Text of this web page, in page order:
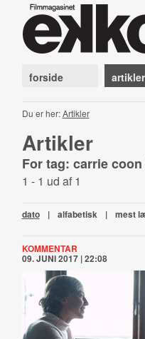
forside artikler
Du er her:Artikler
Artikler
For tag: carrie coon
1 - 1 ud af 1
dato | alfabetisk | mest
KOMMENTAR
09. JUNI 2017 | 22:08